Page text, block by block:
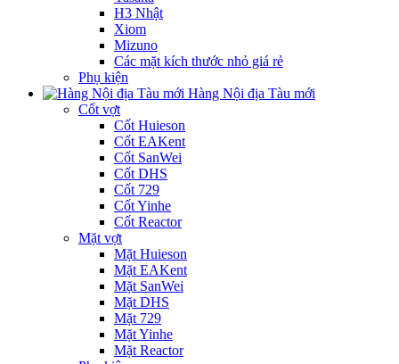
H3 Nhật
Xiom
Mizuno
Các mặt kích thước nhỏ giá rẻ
Phụ kiện
Hàng Nội địa Tàu mới
Cốt vợt
Cốt Huieson
Cốt EAKent
Cốt SanWei
Cốt DHS
Cốt 729
Cốt Yinhe
Cốt Reactor
Mặt vợt
Mặt Huieson
Mặt EAKent
Mặt SanWei
Mặt DHS
Mặt 729
Mặt Yinhe
Mặt Reactor